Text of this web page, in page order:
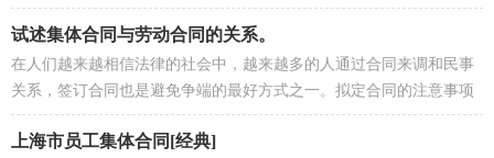
法的哦，以下是小编收集整理的集...
试述集体合同与劳动合同的关系。
在人们越来越相信法律的社会中，越来越多的人通过合同来调和民事
关系，签订合同也是避免争端的最好方式之一。拟定合同的注意事项
有许多，你确定会写吗？以下是小...
上海市员工集体合同[经典]